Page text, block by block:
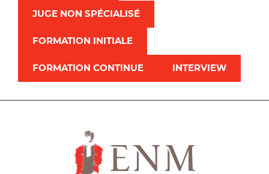
JUGE NON SPÉCIALISÉ
FORMATION INITIALE
FORMATION CONTINUE INTERVIEW